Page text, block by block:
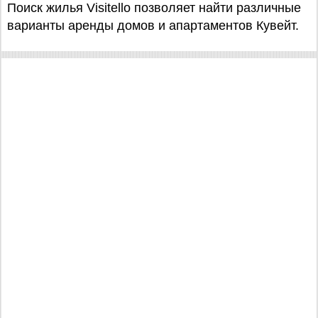
Поиск жилья Visitello позволяет найти различные
варианты аренды домов и апартаментов Кувейт.